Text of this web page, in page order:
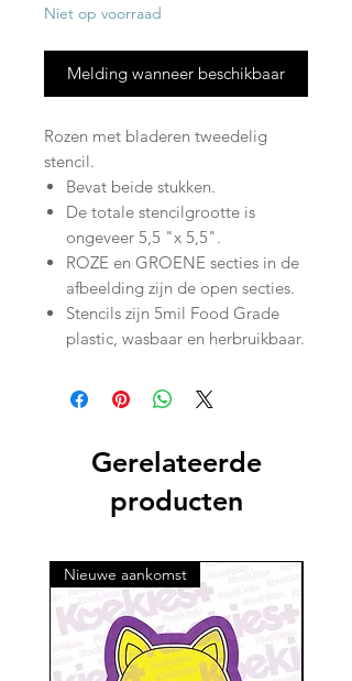
Niet op voorraad
Melding wanneer beschikbaar
Rozen met bladeren tweedelig
stencil.
Bevat beide stukken.
De totale stencilgrootte is
ongeveer 5,5 "x 5,5".
ROZE en GROENE secties in de
afbeelding zijn de open secties.
Stencils zijn 5mil Food Grade
plastic, wasbaar en herbruikbaar.
Gerelateerde
producten
Nieuwe aankomst